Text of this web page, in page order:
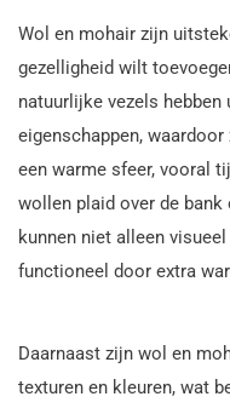
Wol en mohair zijn
gezelligheid wilt
natuurlijke vezels
eigenschappen,
een warme sfeer, vooral
wollen plaid over de
kunnen niet alleen
functioneel door extra
Daarnaast zijn wol en
texturen en kleuren, wat